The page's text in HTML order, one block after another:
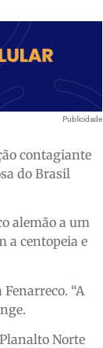
Publicidade
contagiante
do Brasil
alemão a um
a centopeia e
“A
Norte